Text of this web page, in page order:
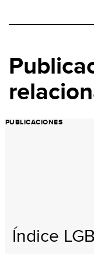
PUBLICACIONES
Índice